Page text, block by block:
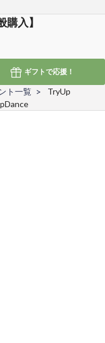
入】
ギフトで応援！
ト一覧
TryUp